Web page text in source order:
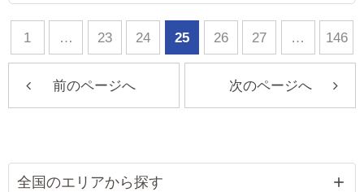
1 … 23 24 25 26 27 … 146
前のページへ 次のページへ
全国のエリアから探す